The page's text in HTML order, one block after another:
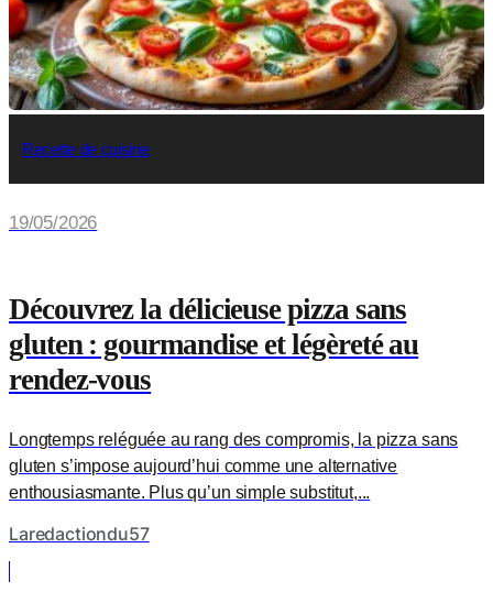
Recette de cuisine
19/05/2026
Découvrez la délicieuse pizza sans
gluten : gourmandise et légèreté au
rendez-vous
Longtemps reléguée au rang des compromis, la pizza sans
gluten s’impose aujourd’hui comme une alternative
enthousiasmante. Plus qu’un simple substitut,...
Laredactiondu57